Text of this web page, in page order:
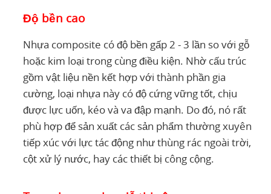
Độ bền cao
Nhựa composite có độ bền gấp 2 - 3 lần so với gỗ
hoặc kim loại trong cùng điều kiện. Nhờ cấu trúc
gồm vật liệu nền kết hợp với thành phần gia
cường, loại nhựa này có độ cứng vững tốt, chịu
được lực uốn, kéo và va đập mạnh. Do đó, nó rất
phù hợp để sản xuất các sản phẩm thường xuyên
tiếp xúc với lực tác động như thùng rác ngoài trời,
cột xử lý nước, hay các thiết bị công cộng.